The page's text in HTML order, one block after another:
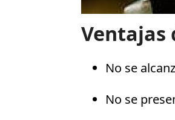
Ventajas
No se
No se